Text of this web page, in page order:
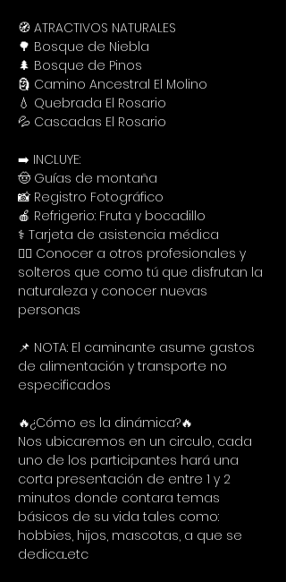
🧭 ATRACTIVOS NATURALES
🌳 Bosque de Niebla
🌲 Bosque de Pinos
🗿 Camino Ancestral El Molino
💧 Quebrada El Rosario
💦 Cascadas El Rosario
➡️ INCLUYE:
🤠 Guías de montaña
📸 Registro Fotográfico
🍎 Refrigerio: Fruta y bocadillo
⚕️ Tarjeta de asistencia médica
🙋‍♀️ Conocer a otros profesionales y
solteros que como tú que disfrutan la
naturaleza y conocer nuevas
personas
📌 NOTA: El caminante asume gastos
de alimentación y transporte no
especificados
🔥¿Cómo es la dinámica?🔥
Nos ubicaremos en un circulo, cada
uno de los participantes hará una
corta presentación de entre 1 y 2
minutos donde contara temas
básicos de su vida tales como:
hobbies, hijos, mascotas, a que se
dedica...etc